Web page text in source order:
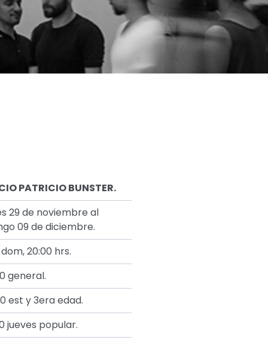
PATRICIO BUNSTER.
29 de noviembre al
09 de diciembre.
20:00 hrs.
general.
est y 3era edad.
jueves popular.